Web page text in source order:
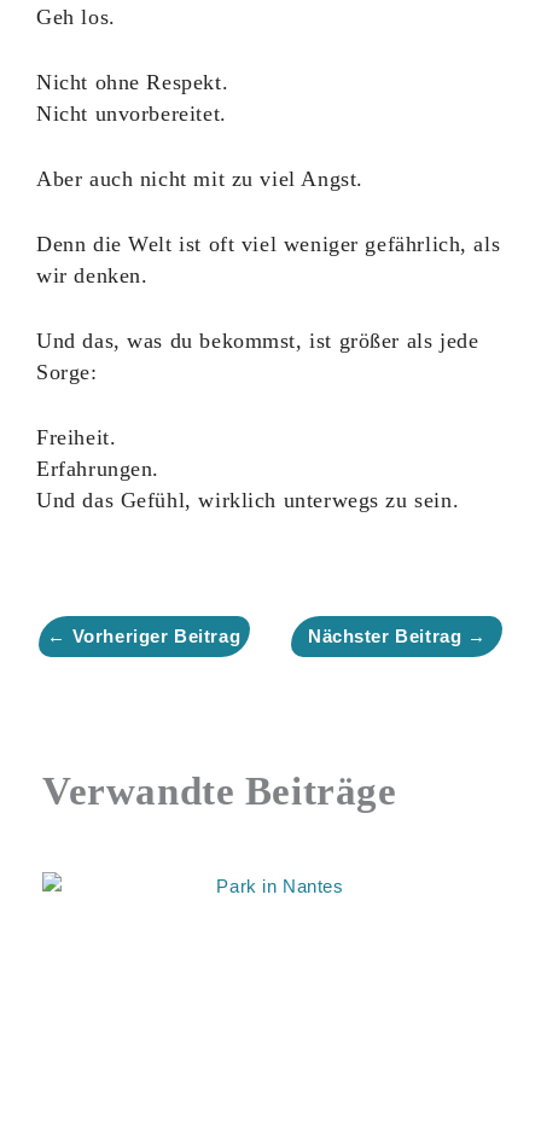
Geh los.
Nicht ohne Respekt.
Nicht unvorbereitet.
Aber auch nicht mit zu viel Angst.
Denn die Welt ist oft viel weniger gefährlich, als
wir denken.
Und das, was du bekommst, ist größer als jede
Sorge:
Freiheit.
Erfahrungen.
Und das Gefühl, wirklich unterwegs zu sein.
← Vorheriger Beitrag Nächster Beitrag →